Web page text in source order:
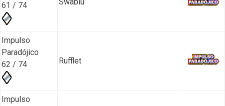
61 / 74
Impulso
Paradójico
62 / 74
Rufflet
Impulso